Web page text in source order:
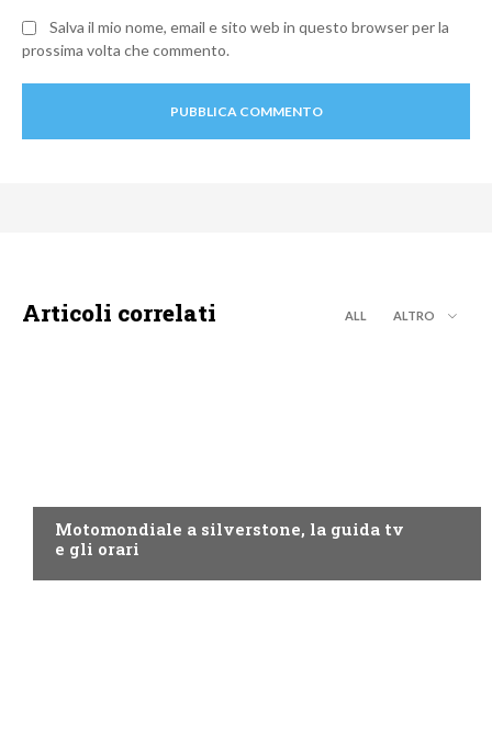
Salva il mio nome, email e sito web in questo browser per la
prossima volta che commento.
Articoli correlati ALL ALTRO
Motomondiale a silverstone, la guida tv
e gli orari